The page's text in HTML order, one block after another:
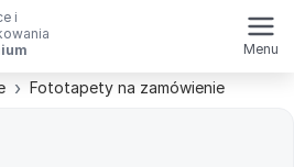
i
Menu
Fototapety na zamówienie